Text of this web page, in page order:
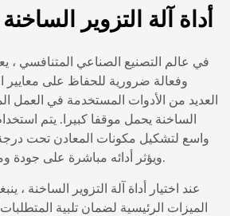
أداة آلة التزوير
في عالم التصنيع الصناعي المتنافسي ،
وفعالة ضرورية للحفاظ على معايير
العديد من الأدوات المستخدمة في العمل
الساخنة يحمل موقفا كبيرا. يتم
واسع لتشكيل مكونات المعادن تحت
ويؤثر أدائه مباشرة على جودة ومتانة المنتجات المزورة.
عند اختيار أداة آلة التزوير الساخنة ،
الميزات الرئيسية لضمان تلبية